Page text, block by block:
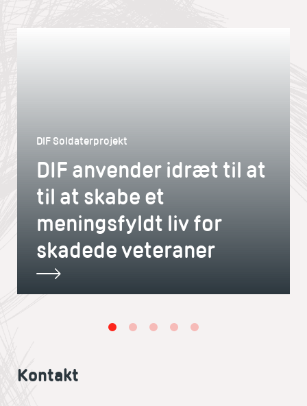
DIF Soldaterprojekt
DIF anvender idræt til at
til at skabe et
meningsfyldt liv for
skadede veteraner
Kontakt